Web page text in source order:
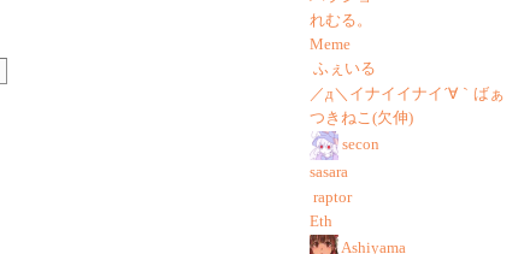
れむる。
Meme
ふぇいる
／д＼イナイイナイ´∀｀ばぁ
つきねこ(欠伸)
secon
sasara
raptor
Eth
Ashiyama